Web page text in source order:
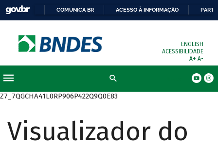
COMUNICA BR ACESSO À INFORMAÇÃO
ENGLISH
ACESSIBILIDADE
A+ A-
Z7_7QGCHA41L0RP906P422Q9Q0E83
Visualizador do